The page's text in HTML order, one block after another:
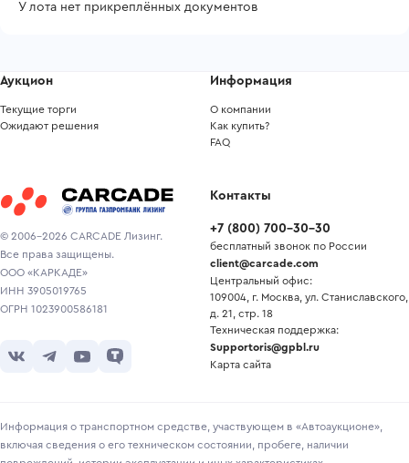
У лота нет прикреплённых документов
© 2006-2026 CARCADE Лизинг.
Все права защищены.
ООО «КАРКАДЕ»
ИНН 3905019765
ОГРН 1023900586181
Аукцион
Текущие торги
Ожидают решения
Информация
О компании
Как купить?
FAQ
Контакты
+7 (800) 700-30-30
бесплатный звонок по России
client@carcade.com
Центральный офис:
109004, г. Москва, ул. Станиславского,
д. 21, стр. 18
Техническая поддержка:
Supportoris@gpbl.ru
Карта сайта
Информация о транспортном средстве, участвующем в «Автоаукционе»,
включая сведения о его техническом состоянии, пробеге, наличии